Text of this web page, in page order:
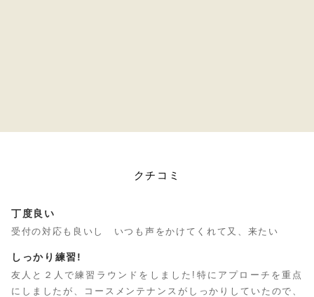
クチコミ
丁度良い
受付の対応も良いし いつも声をかけてくれて又、来たい
しっかり練習!
友人と２人で練習ラウンドをしました!特にアプローチを重点
にしましたが、コースメンテナンスがしっかりしていたので、